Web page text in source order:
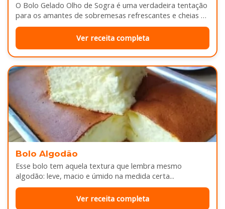
O Bolo Gelado Olho de Sogra é uma verdadeira tentação
para os amantes de sobremesas refrescantes e cheias de
sabor...
Ver receita completa
Bolo Algodão
Esse bolo tem aquela textura que lembra mesmo
algodão: leve, macio e úmido na medida certa...
Ver receita completa